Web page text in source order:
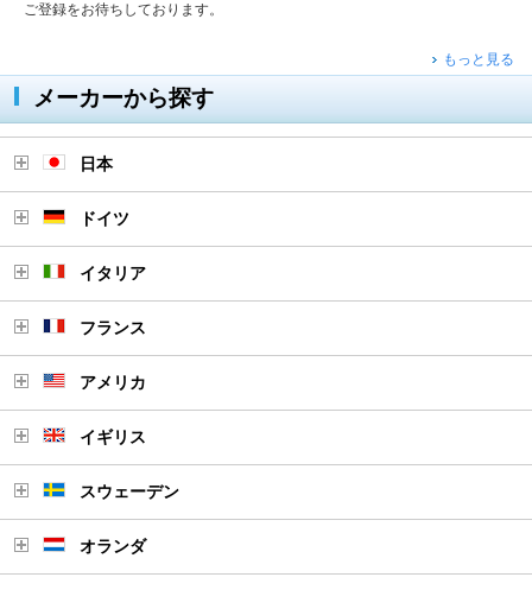
ご登録をお待ちしております。
もっと見る
メーカーから探す
日本
ドイツ
イタリア
フランス
アメリカ
イギリス
スウェーデン
オランダ